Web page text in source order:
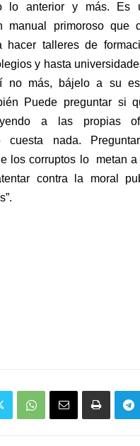
lo anterior y más. Es
manual primoroso que
hacer talleres de
y hasta
no más, bájelo a su
Puede preguntar si
a las propias
cuesta nada.
los corruptos lo metan a
contra la moral